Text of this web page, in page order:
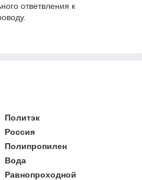
ответвления к
Политэк
Россия
Полипропилен
Вода
Равнопроходной